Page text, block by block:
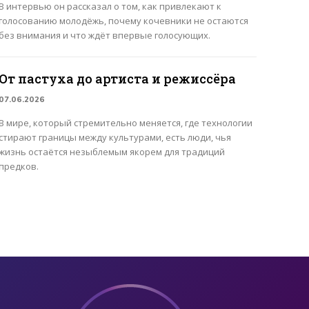
В интервью он рассказал о том, как привлекают к
голосованию молодёжь, почему кочевники не остаются
без внимания и что ждёт впервые голосующих.
От пастуха до артиста и режиссёра
07.06.2026
В мире, который стремительно меняется, где технологии
стирают границы между культурами, есть люди, чья
остаётся незыблемым якорем для традиций
предков.